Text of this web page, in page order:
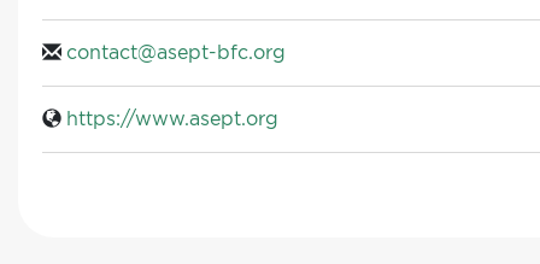
contact@asept-bfc.org
https://www.asept.org